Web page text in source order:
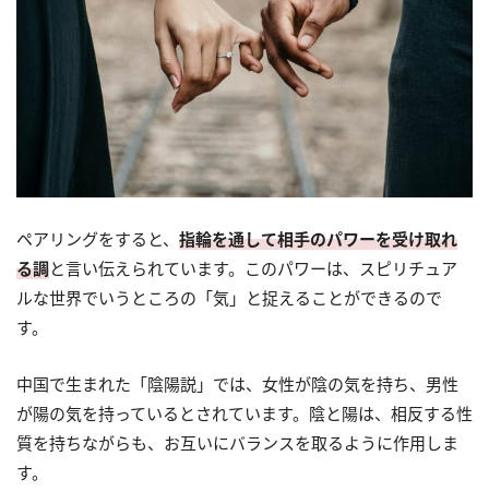
ペアリングをすると、 指輪を通して相手のパワーを受け取れ
る調と言い伝えられています。このパワーは、スピリチュア
ルな世界でいうところの「気」と捉えることができるので
す。
中国で生まれた「陰陽説」では、女性が陰の気を持ち、男性
が陽の気を持っているとされています。陰と陽は、相反する性
質を持ちながらも、お互いにバランスを取るように作用しま
す。